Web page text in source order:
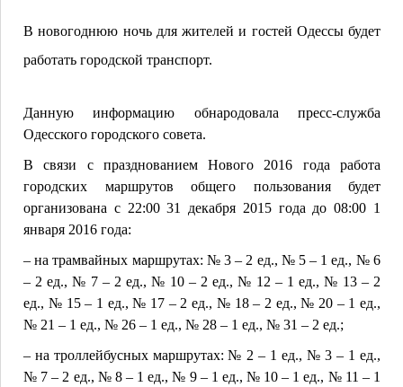
В новогоднюю ночь для жителей и гостей Одессы будет
работать городской транспорт.
Данную информацию обнародовала пресс-служба
Одесского городского совета.
В связи с празднованием Нового 2016 года работа
городских маршрутов общего пользования будет
организована с 22:00 31 декабря 2015 года до 08:00 1
января 2016 года:
– на трамвайных маршрутах: № 3 – 2 ед., № 5 – 1 ед., № 6
– 2 ед., № 7 – 2 ед., № 10 – 2 ед., № 12 – 1 ед., № 13 – 2
ед., № 15 – 1 ед., № 17 – 2 ед., № 18 – 2 ед., № 20 – 1 ед.,
№ 21 – 1 ед., № 26 – 1 ед., № 28 – 1 ед., № 31 – 2 ед.;
– на троллейбусных маршрутах: № 2 – 1 ед., № 3 – 1 ед.,
№ 7 – 2 ед., № 8 – 1 ед., № 9 – 1 ед., № 10 – 1 ед., № 11 – 1